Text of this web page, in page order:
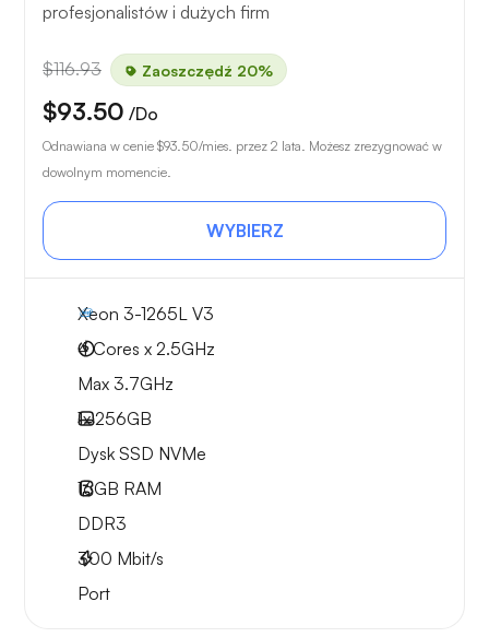
profesjonalistów i dużych firm
$116.93 Zaoszczędź 20%
$93.50 /Do
Odnawiana w cenie $93.50/mies. przez 2 lata. Możesz zrezygnować w
dowolnym momencie.
WYBIERZ
Xeon 3-1265L V3
4 Cores x 2.5GHz
Max 3.7GHz
1x256GB
Dysk SSD NVMe
16GB RAM
DDR3
300 Mbit/s
Port